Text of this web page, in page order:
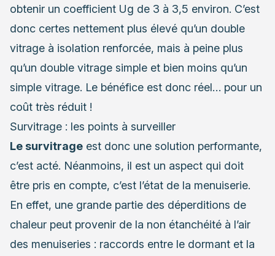
obtenir un coefficient Ug de 3 à 3,5 environ. C’est
donc certes nettement plus élevé qu’un double
vitrage à isolation renforcée, mais à peine plus
qu’un double vitrage simple et bien moins qu’un
simple vitrage. Le bénéfice est donc réel… pour un
coût très réduit !
Survitrage : les points à surveiller
Le survitrage est donc une solution performante,
c’est acté. Néanmoins, il est un aspect qui doit
être pris en compte, c’est l’état de la menuiserie.
En effet, une grande partie des déperditions de
chaleur peut provenir de la non étanchéité à l’air
des menuiseries : raccords entre le dormant et la